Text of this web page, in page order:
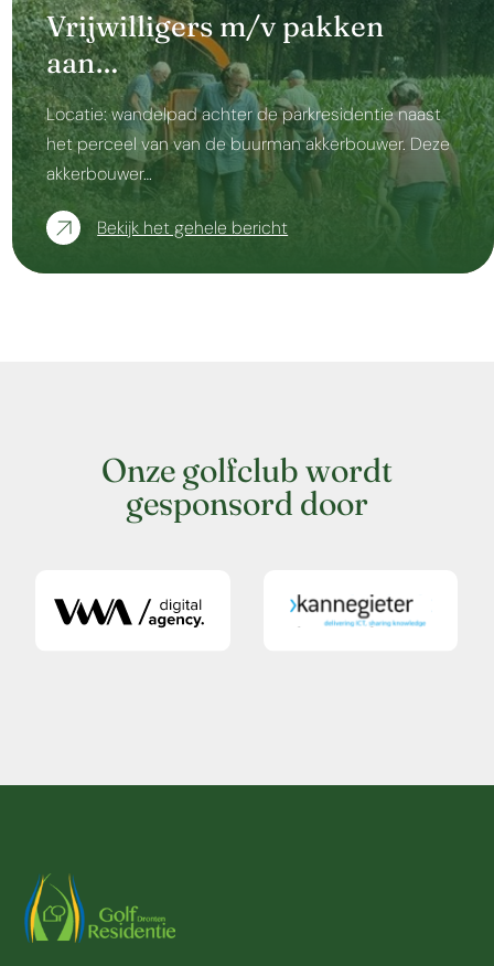
Vrijwilligers m/v pakken
aan…
Locatie: wandelpad achter de parkresidentie naast
het perceel van van de buurman akkerbouwer. Deze
akkerbouwer…
Bekijk het gehele bericht
Onze golfclub wordt
gesponsord door